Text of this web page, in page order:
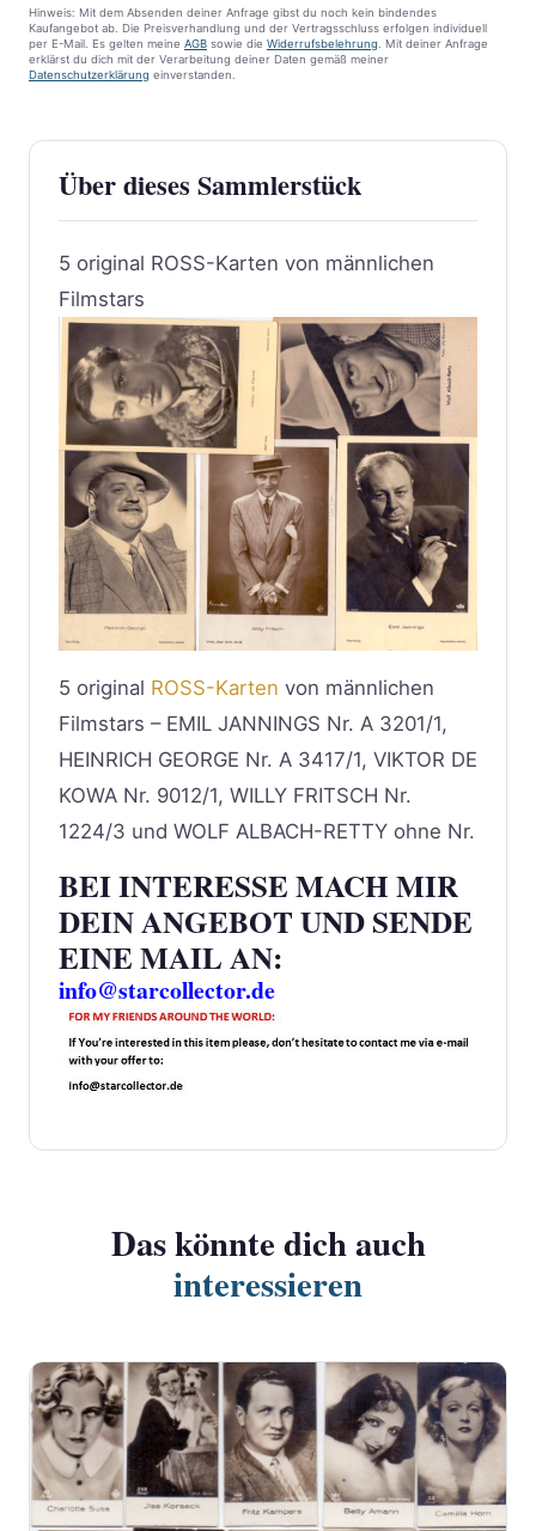
Hinweis: Mit dem Absenden deiner Anfrage gibst du noch kein bindendes
Kaufangebot ab. Die Preisverhandlung und der Vertragsschluss erfolgen individuell
per E-Mail. Es gelten meine AGB sowie die Widerrufsbelehrung . Mit deiner Anfrage
erklärst du dich mit der Verarbeitung deiner Daten gemäß meiner
Datenschutzerklärung einverstanden.
Über dieses Sammlerstück
5 original ROSS-Karten von männlichen
Filmstars
5 original ROSS-Karten von männlichen
Filmstars – EMIL JANNINGS Nr. A 3201/1,
HEINRICH GEORGE Nr. A 3417/1, VIKTOR DE
KOWA Nr. 9012/1, WILLY FRITSCH Nr.
1224/3 und WOLF ALBACH-RETTY ohne Nr.
BEI INTERESSE MACH MIR
DEIN ANGEBOT UND SENDE
EINE MAIL AN:
info@starcollector.de
Das könnte dich auch
interessieren